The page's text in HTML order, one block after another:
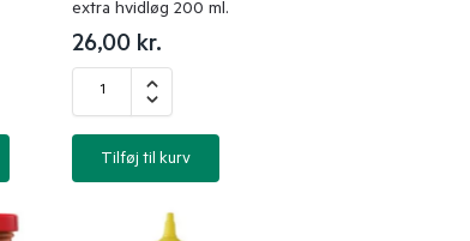
extra hvidløg 200 ml.
26,00 kr.
Tilføj til kurv